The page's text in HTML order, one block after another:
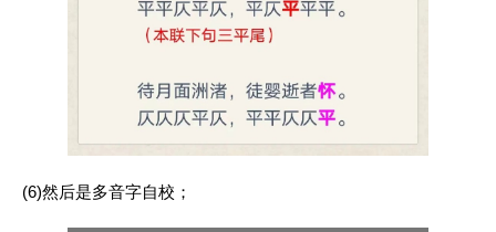
(6)然后是多音字自校；